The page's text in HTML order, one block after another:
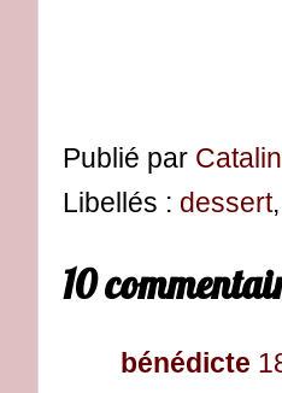
Publié par
Libellés : dessert
10
bénédicte